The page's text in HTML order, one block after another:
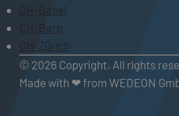
CH-Basel
CH-Bern
CH-Zürich
© 2026 Copyright. All rights
Made with ❤ from WEDEON